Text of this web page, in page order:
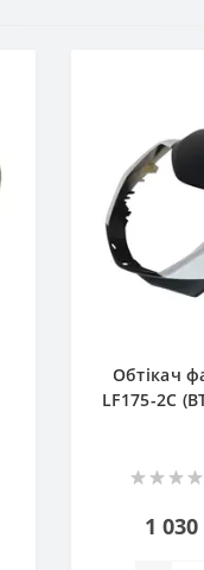
Обтікач
LF175-2С
1